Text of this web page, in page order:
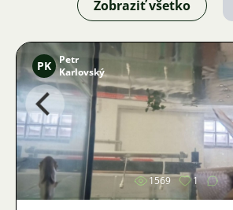
Zobraziť všetko
Obrázok
PK Petr
Karlovský
1569 1